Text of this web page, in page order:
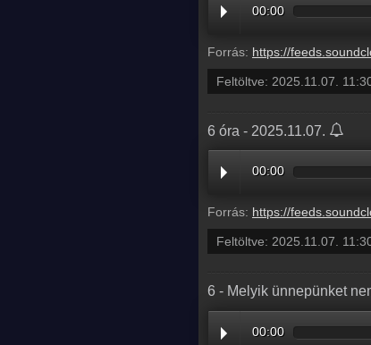
00:00
Forrás: https://feeds.soundcloud.com/stream/2208431936-radio1hungary-3-louvre-volt-a-jelszo-
Feltöltve: 2025.11.07.
6 óra - 2025.11.07.
00:00
Forrás: https://feeds.soundcloud.com/stream/2208431945-
Feltöltve: 2025.11.07.
6 - Melyik ünnepünket
00:00